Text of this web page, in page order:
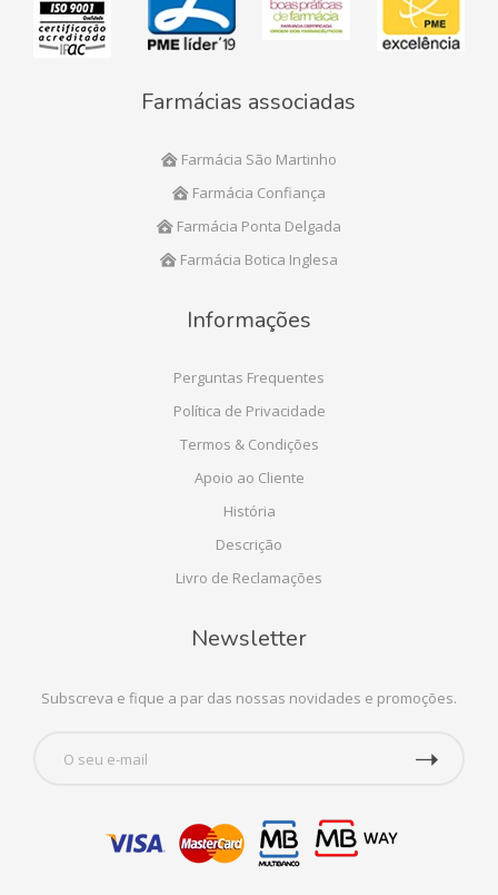
Farmácias associadas
Farmácia São Martinho
Farmácia Confiança
Farmácia Ponta Delgada
Farmácia Botica Inglesa
Informações
Perguntas Frequentes
Política de Privacidade
Termos & Condições
Apoio ao Cliente
História
Descrição
Livro de Reclamações
Newsletter
Subscreva e fique a par das nossas novidades e promoções.